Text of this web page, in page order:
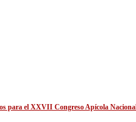
para el XXVII Congreso Apícola